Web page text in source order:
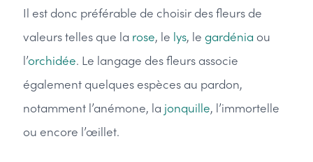
Il est donc préférable de choisir des fleurs de
valeurs telles que la rose, le lys, le gardénia ou
l’orchidée. Le langage des fleurs associe
également quelques espèces au pardon,
notamment l’anémone, la jonquille, l’immortelle
ou encore l’œillet.